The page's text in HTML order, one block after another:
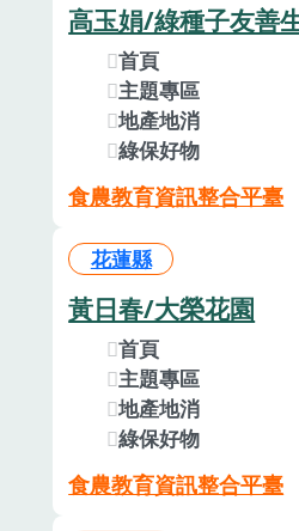
高玉娟/綠種子友善
首頁
主題專區
地產地消
綠保好物
食農教育資訊整合平臺
花蓮縣
黃日春/大榮花園
首頁
主題專區
地產地消
綠保好物
食農教育資訊整合平臺